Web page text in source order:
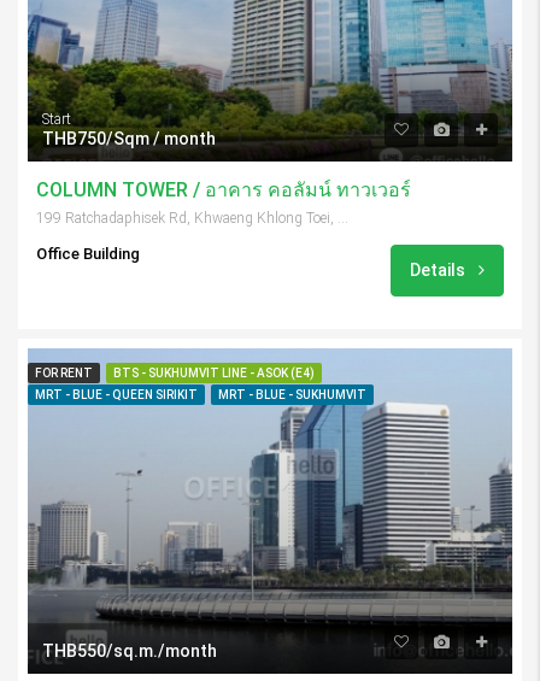
Start
THB750/Sqm / month
COLUMN TOWER / อาคาร คอลัมน์ ทาวเวอร์
199 Ratchadaphisek Rd, Khwaeng Khlong Toei, Khet Khlong Toei, Krung Thep Maha Nakhon 10110, Thailand
Office Building
Details
FOR RENT
BTS - SUKHUMVIT LINE - ASOK (E4)
MRT - BLUE - QUEEN SIRIKIT
MRT - BLUE - SUKHUMVIT
THB550/sq.m./month